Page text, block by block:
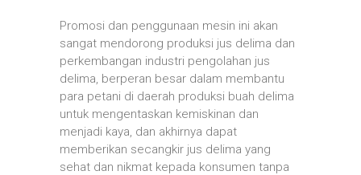
Promosi dan penggunaan mesin ini akan
sangat mendorong produksi jus delima dan
perkembangan industri pengolahan jus
delima, berperan besar dalam membantu
para petani di daerah produksi buah delima
untuk mengentaskan kemiskinan dan
menjadi kaya, dan akhirnya dapat
memberikan secangkir jus delima yang
sehat dan nikmat kepada konsumen tanpa